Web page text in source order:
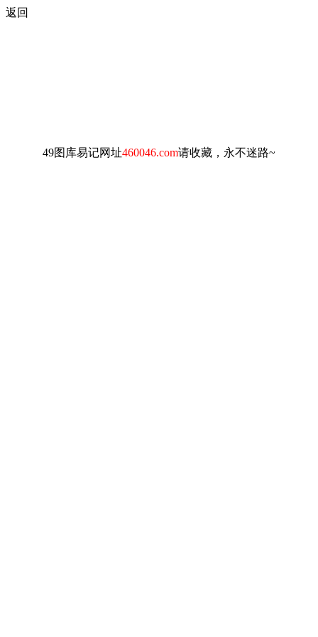
返回
49图库易记网址460046.com请收藏，永不迷路~